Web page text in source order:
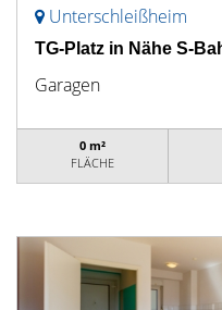
Unterschleißheim
TG-Platz in Nähe S-
Garagen
0 m²
FLÄCHE